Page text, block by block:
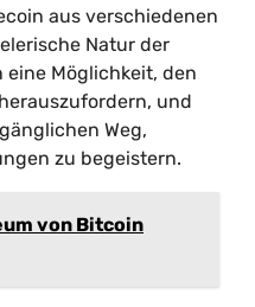
aus verschiedenen
Natur der
Möglichkeit, den
und
Weg,
zu begeistern.
von Bitcoin